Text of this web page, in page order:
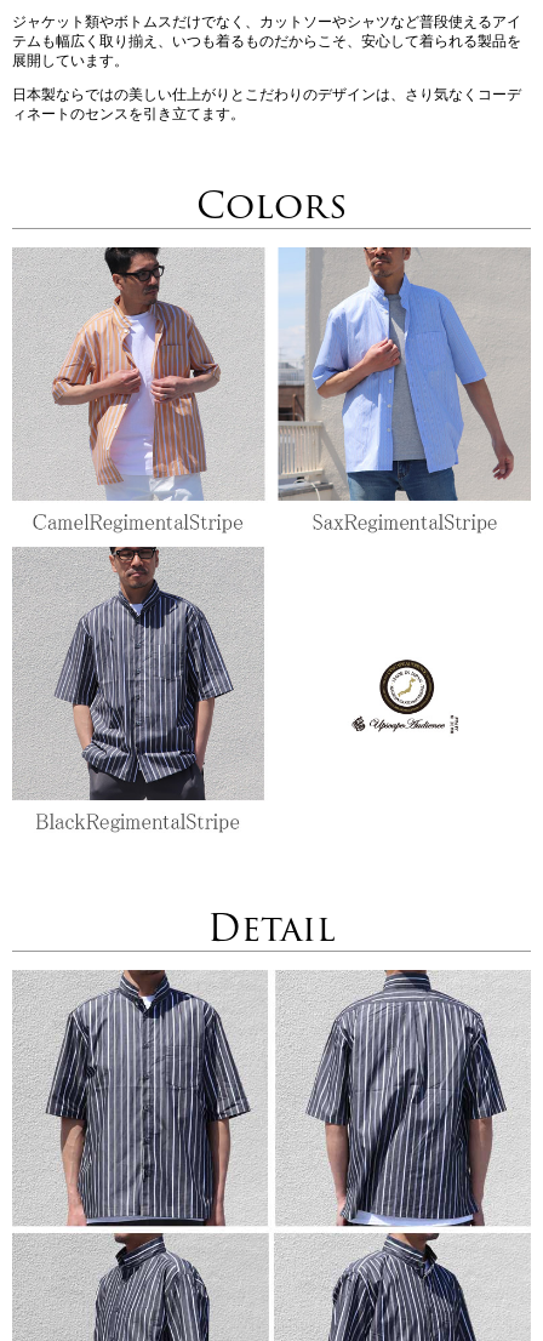
ジャケット類やボトムスだけでなく、カットソーやシャツなど普段使えるアイ
テムも幅広く取り揃え、いつも着るものだからこそ、安心して着られる製品を
展開しています。
日本製ならではの美しい仕上がりとこだわりのデザインは、さり気なくコーデ
ィネートのセンスを引き立てます。
Colors
Detail